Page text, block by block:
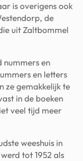
is overigens ook
de
uit Zaltbommel
nummers en
en letters
ze gemakkelijk te
in de boeken
veel tijd meer
weeshuis in
tot 1952 als